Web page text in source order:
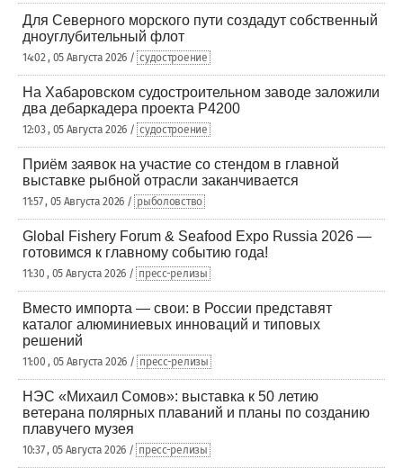
Для Северного морского пути создадут собственный
дноуглубительный флот
14:02 , 05 Августа 2026 / судостроение
На Хабаровском судостроительном заводе заложили
два дебаркадера проекта Р4200
12:03 , 05 Августа 2026 / судостроение
Приём заявок на участие со стендом в главной
выставке рыбной отрасли заканчивается
11:57 , 05 Августа 2026 / рыболовство
Global Fishery Forum & Seafood Expo Russia 2026 —
готовимся к главному событию года!
11:30 , 05 Августа 2026 / пресс-релизы
Вместо импорта — свои: в России представят
каталог алюминиевых инноваций и типовых
решений
11:00 , 05 Августа 2026 / пресс-релизы
НЭС «Михаил Сомов»: выставка к 50 летию
ветерана полярных плаваний и планы по созданию
плавучего музея
10:37 , 05 Августа 2026 / пресс-релизы